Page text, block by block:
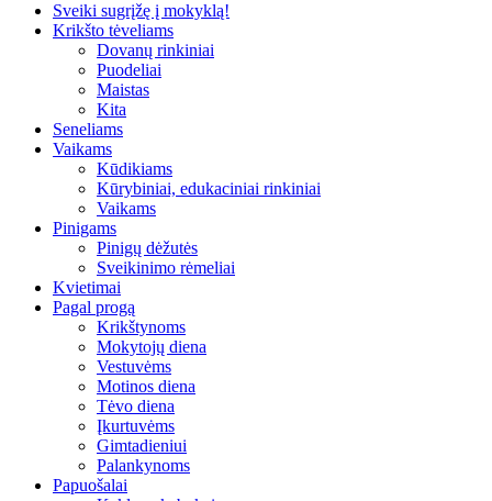
Sveiki sugrįžę į mokyklą!
Krikšto tėveliams
Dovanų rinkiniai
Puodeliai
Maistas
Kita
Seneliams
Vaikams
Kūdikiams
Kūrybiniai, edukaciniai rinkiniai
Vaikams
Pinigams
Pinigų dėžutės
Sveikinimo rėmeliai
Kvietimai
Pagal progą
Krikštynoms
Mokytojų diena
Vestuvėms
Motinos diena
Tėvo diena
Įkurtuvėms
Gimtadieniui
Palankynoms
Papuošalai